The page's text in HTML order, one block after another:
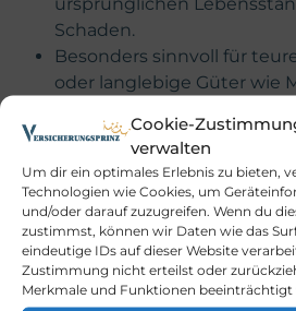
Cookie-
verwalten
Um dir ein optimales Erlebnis zu bieten,
Technologien wie Cookies, um
und/oder darauf zuzugreifen. Wenn du
zustimmst, können wir Daten wie das
eindeutige IDs auf dieser Website
Zustimmung nicht erteilst oder
Merkmale und Funktionen beeinträchtigt
Schaden.
Besonders sinnvoll für
oder langlebige Güter wie
Gebäude.
Mögliche Risiken und
einer
In vielen Verträgen gilt der
für Gegenstände unter
Altersgrenze.